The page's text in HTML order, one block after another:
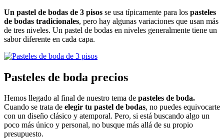
Un pastel de bodas de 3 pisos se usa típicamente para los pasteles
de bodas tradicionales, pero hay algunas variaciones que usan más
de tres niveles. Un pastel de bodas en niveles generalmente tiene un
sabor diferente en cada capa.
Pasteles de boda precios
Hemos llegado al final de nuestro tema de pasteles de boda.
Cuando se trata de elegir tu pastel de bodas, no puedes equivocarte
con un diseño clásico y atemporal. Pero, si está buscando algo un
poco más único y personal, no busque más allá de su propio
presupuesto.